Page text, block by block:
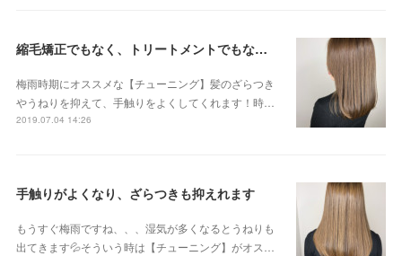
縮毛矯正でもなく、トリートメントでもない 新感覚のストリートメントです😊
梅雨時期にオススメな【チューニング】髪のざらつき
やうねりを抑えて、手触りをよくしてくれます！時…
2019.07.04 14:26
手触りがよくなり、ざらつきも抑えれます
もうすぐ梅雨ですね、、、湿気が多くなるとうねりも
出てきます💦そういう時は【チューニング】がオス…